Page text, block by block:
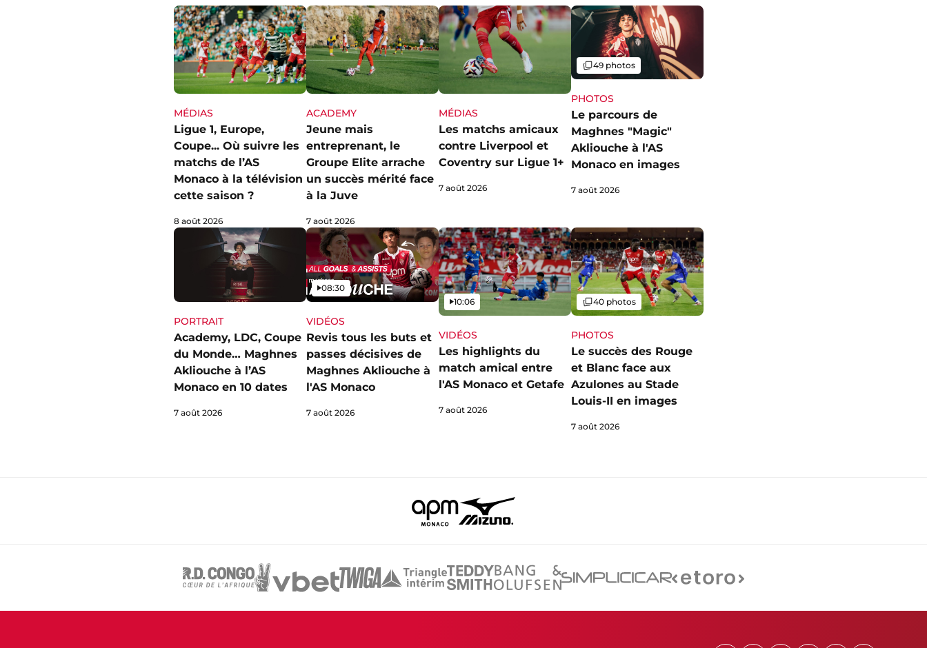
MÉDIAS
Ligue 1, Europe,
Coupe... Où suivre les
matchs de l’AS
Monaco à la télévision
cette saison ?
8 août 2026
ACADEMY
Jeune mais
entreprenant, le
Groupe Elite arrache
un succès mérité face
à la Juve
7 août 2026
MÉDIAS
Les matchs amicaux
contre Liverpool et
Coventry sur Ligue 1+
7 août 2026
PHOTOS
Le parcours de
Maghnes "Magic"
Akliouche à l'AS
Monaco en images
Galerie
49 photos
7 août 2026
PORTRAIT
Academy, LDC, Coupe
du Monde… Maghnes
Akliouche à l’AS
Monaco en 10 dates
7 août 2026
VIDÉOS
Revis tous les buts et
passes décisives de
Maghnes Akliouche à
l'AS Monaco
Vidéo
08:30
7 août 2026
VIDÉOS
Les highlights du
match amical entre
l'AS Monaco et Getafe
Vidéo
10:06
7 août 2026
PHOTOS
Le succès des Rouge
et Blanc face aux
Azulones au Stade
Louis-II en images
Galerie
40 photos
7 août 2026